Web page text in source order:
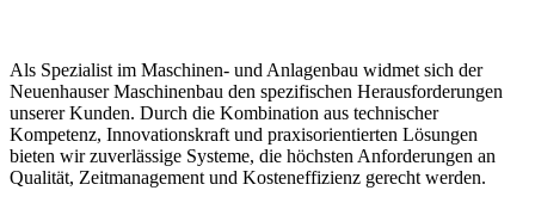
Als Spezialist im Maschinen- und Anlagenbau widmet sich der
Neuenhauser Maschinenbau den spezifischen Herausforderungen
unserer Kunden. Durch die Kombination aus technischer
Kompetenz, Innovationskraft und praxisorientierten Lösungen
bieten wir zuverlässige Systeme, die höchsten Anforderungen an
Qualität, Zeitmanagement und Kosteneffizienz gerecht werden.